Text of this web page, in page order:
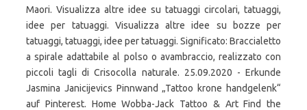
Maori. Visualizza altre idee su tatuaggi circolari, tatuaggi,
idee per tatuaggi. Visualizza altre idee su bozze per
tatuaggi, tatuaggi, idee per tatuaggi. Significato: Braccialetto
a spirale adattabile al polso o avambraccio, realizzato con
piccoli tagli di Crisocolla naturale. 25.09.2020 - Erkunde
Jasmina Janicijevics Pinnwand „Tattoo krone handgelenk“
auf Pinterest. Home Wobba-Jack Tattoo & Art Find the